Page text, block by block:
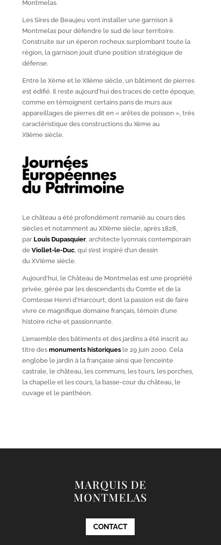
Montmelas.
Les Sires de Beaujeu vont installer une garnison à
Montmelas pour défendre le sud de leur territoire.
Construite sur un éperon rocheux surplombant toute la
région, la garnison jouit d’une position stratégique de
défense.
Entre le Xèmeet le XIIèmesiècle, un bâtiment de pierres
est édifié. Il reste aujourd’hui des traces de cette époque,
comme en témoignent certains pans de murs aux
appareillages de pierres dit en « arêtes de poisson », très
caractéristique des constructions du Xèmeau
XIIèmesiècle.
Le château a été profondément remanié au cours des
siècles et notamment au XIXèmesiècle, après 1828,
par Louis Dupasquier, architecte lyonnais contemporain
de Viollet-le-Duc, qui s’est inspiré d’un dessin
du XVIèmesiècle.
Aujourd’hui, le Château de Montmelas est une propriété
privée, gérée par les descendants du Comte et de la
Comtesse Henri d’Harcourt, dont la passion est de faire
vivre ce magnifique domaine français, témoin d’une
histoire riche et passionnante.
L’ensemble des bâtiments et des jardins a été inscrit au
titre des monuments historiquesle 29 juin 2000. Cela
englobe le jardin à la française ainsi que l’enceinte
castrale, le château, les communs, les tours, les porches,
la chapelle et les cours, la basse-cour du château, le
cuvage et le panthéon.
MARQUIS DE
MONTMELAS
CONTACT